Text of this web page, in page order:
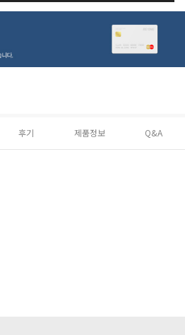
후기 제품정보 Q&A